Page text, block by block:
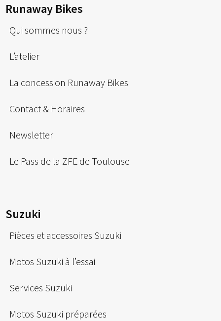
Runaway Bikes
Qui sommes nous ?
L’atelier
La concession Runaway Bikes
Contact & Horaires
Newsletter
Le Pass de la ZFE de Toulouse
Suzuki
Pièces et accessoires Suzuki
Motos Suzuki à l’essai
Services Suzuki
Motos Suzuki préparées